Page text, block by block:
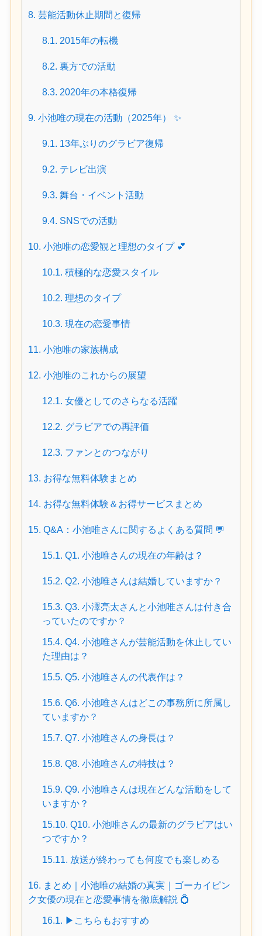
8. 芸能活動休止期間と復帰
8.1. 2015年の転機
8.2. 裏方での活動
8.3. 2020年の本格復帰
9. 小池唯の現在の活動（2025年） ✨
9.1. 13年ぶりのグラビア復帰
9.2. テレビ出演
9.3. 舞台・イベント活動
9.4. SNSでの活動
10. 小池唯の恋愛観と理想のタイプ 💕
10.1. 積極的な恋愛スタイル
10.2. 理想のタイプ
10.3. 現在の恋愛事情
11. 小池唯の家族構成
12. 小池唯のこれからの展望
12.1. 女優としてのさらなる活躍
12.2. グラビアでの再評価
12.3. ファンとのつながり
13. お得な無料体験まとめ
14. お得な無料体験＆お得サービスまとめ
15. Q&A：小池唯さんに関するよくある質問 💬
15.1. Q1. 小池唯さんの現在の年齢は？
15.2. Q2. 小池唯さんは結婚していますか？
15.3. Q3. 小澤亮太さんと小池唯さんは付き合
っていたのですか？
15.4. Q4. 小池唯さんが芸能活動を休止してい
た理由は？
15.5. Q5. 小池唯さんの代表作は？
15.6. Q6. 小池唯さんはどこの事務所に所属し
ていますか？
15.7. Q7. 小池唯さんの身長は？
15.8. Q8. 小池唯さんの特技は？
15.9. Q9. 小池唯さんは現在どんな活動をして
いますか？
15.10. Q10. 小池唯さんの最新のグラビアはい
つですか？
15.11. 放送が終わっても何度でも楽しめる
16. まとめ｜小池唯の結婚の真実｜ゴーカイピン
ク女優の現在と恋愛事情を徹底解説 💍
16.1. ▶︎こちらもおすすめ